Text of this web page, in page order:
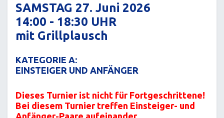
SAMSTAG 27. Juni 2026
14:00 - 18:30 UHR
mit Grillplausch
KATEGORIE A:
EINSTEIGER UND ANFÄNGER
Dieses Turnier ist nicht für Fortgeschrittene!
Bei diesem Turnier treffen Einsteiger- und
Anfänger-Paare aufeinander